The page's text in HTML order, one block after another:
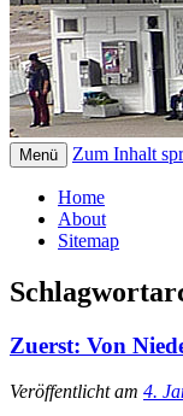
Menü Zum Inhalt
Home
About
Sitemap
Zuerst: Von
Veröffentlicht am 4.